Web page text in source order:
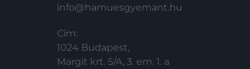
info@hamuesgyemant.hu
Cím:
1024 Budapest,
Margit krt. 5/A, 3. em. 1. a